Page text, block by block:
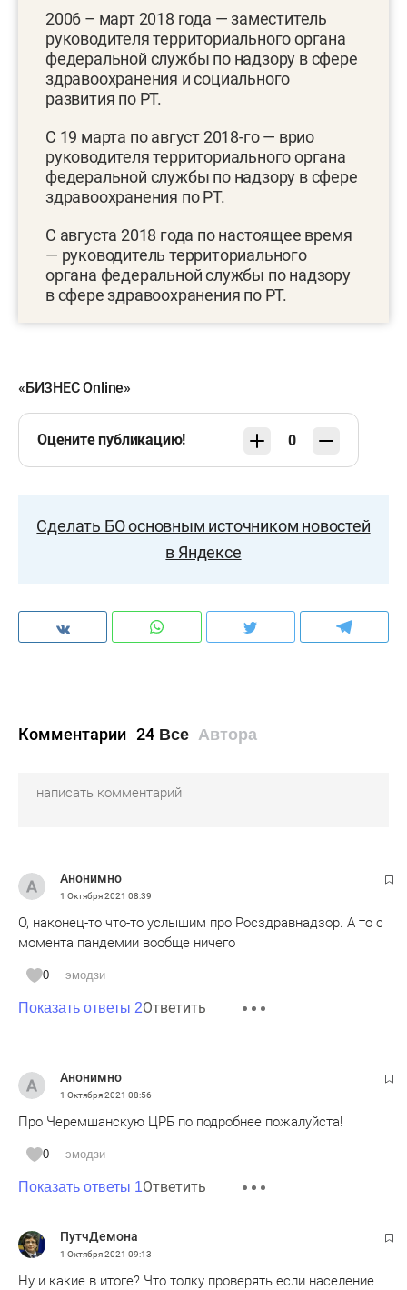
2006 – март 2018 года — заместитель
руководителя территориального органа
федеральной службы по надзору в сфере
здравоохранения и социального
развития по РТ.
С 19 марта по август 2018-го — врио
руководителя территориального органа
федеральной службы по надзору в сфере
здравоохранения по РТ.
С августа 2018 года по настоящее время
— руководитель территориального
органа федеральной службы по надзору
в сфере здравоохранения по РТ.
«БИЗНЕС Online»
Оцените публикацию! 0
Сделать БО основным источником новостей
в Яндексе
Комментарии 24 Все Автора
Анонимно
1 Октября 2021 08:39
О, наконец-то что-то услышим про Росздравнадзор. А то с
момента пандемии вообще ничего
0 эмодзи
Показать ответы 2Ответить
Анонимно
1 Октября 2021 08:56
Про Черемшанскую ЦРБ по подробнее пожалуйста!
0 эмодзи
Показать ответы 1Ответить
ПутчДемона
1 Октября 2021 09:13
Ну и какие в итоге? Что толку проверять если население